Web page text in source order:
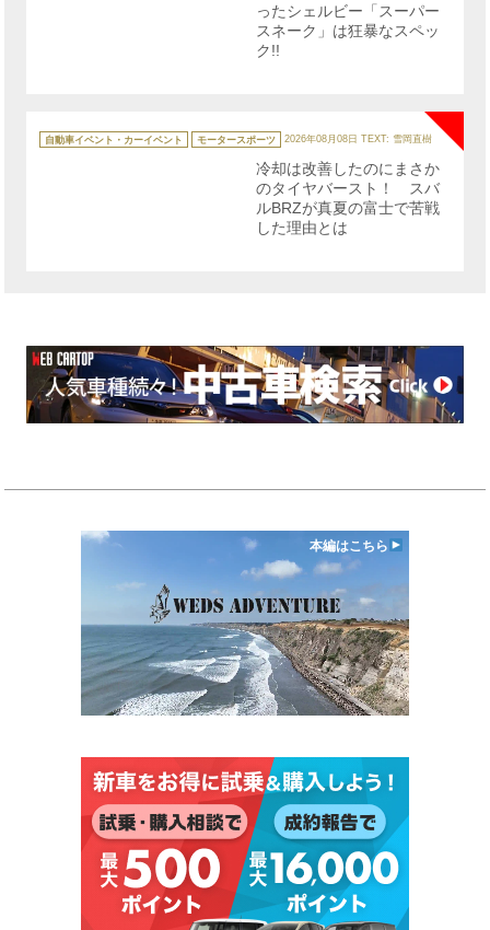
ったシェルビー「スーパー
スネーク」は狂暴なスペッ
ク!!
テ
ゴ
自動車イベント・カーイベント モータースポーツ 2026年08月08日 TEXT: 雪岡直樹
冷却は改善したのにまさか
のタイヤバースト！ スバ
ルBRZが真夏の富士で苦戦
した理由とは
本編はこちら